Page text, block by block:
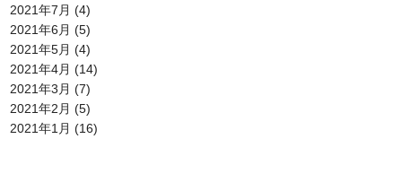
2021年7月 (4)
2021年6月 (5)
2021年5月 (4)
2021年4月 (14)
2021年3月 (7)
2021年2月 (5)
2021年1月 (16)